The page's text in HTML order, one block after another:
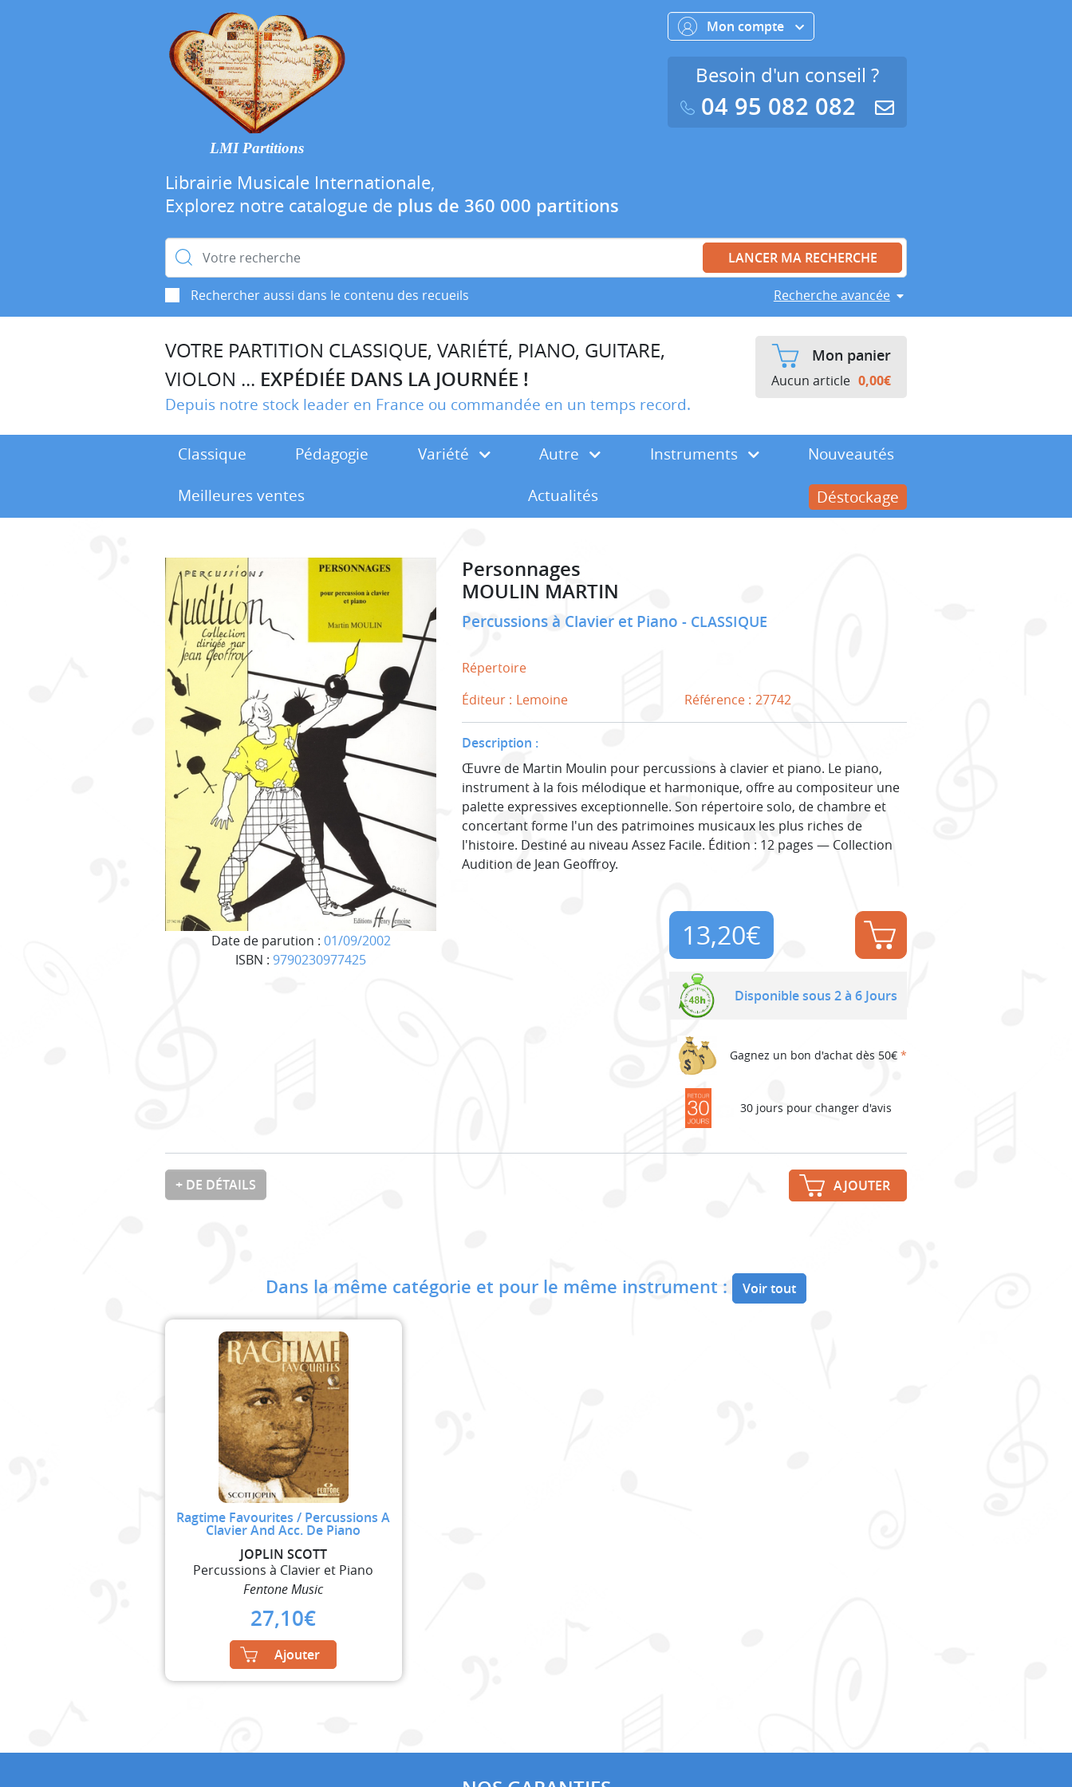
LMI Partitions
Librairie Musicale Internationale,
Explorez notre catalogue de plus de 360 000 partitions
Rechercher :
Rechercher aussi dans le contenu des recueils Recherche avancée
Mon compte
Besoin d'un conseil ?
04 95 082 082
VOTRE PARTITION CLASSIQUE, VARIÉTÉ, PIANO, GUITARE,
VIOLON ... EXPÉDIÉE DANS LA JOURNÉE !
Depuis notre stock leader en France ou commandée en un temps record.
Mon panier
Aucun article 0,00€
Classique Pédagogie Variété Autre Instruments
Nouveautés
Meilleures ventes
Actualités Déstockage
Date de parution : 01/09/2002
ISBN : 9790230977425
Personnages
MOULIN MARTIN
Percussions à Clavier et Piano CLASSIQUE
Répertoire
Éditeur : Lemoine Référence : 27742
Description :
Œuvre de Martin Moulin pour percussions à clavier et piano. Le piano,
instrument à la fois mélodique et harmonique, offre au compositeur une
palette expressives exceptionnelle. Son répertoire solo, de chambre et
concertant forme l'un des patrimoines musicaux les plus riches de
l'histoire. Destiné au niveau Assez Facile. Édition : 12 pages — Collection
Audition de Jean Geoffroy.
13,20€
Disponible sous 2 à 6 Jours
Gagnez un bon d'achat dès 50€ *
30 jours pour changer d'avis
+ DE DÉTAILS AJOUTER
Dans la même catégorie et pour le même instrument : Voir tout
Ragtime Favourites / Percussions A
Clavier And Acc. De Piano
JOPLIN SCOTT
Percussions à Clavier et Piano
Fentone Music
27,10€
Ajouter